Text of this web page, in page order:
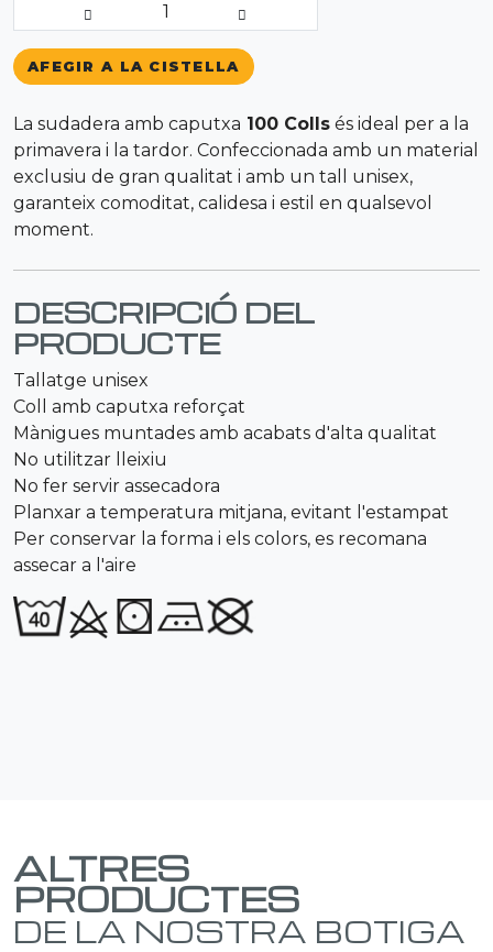
1
AFEGIR A LA CISTELLA
La sudadera amb caputxa 100 Colls és ideal per a la
primavera i la tardor. Confeccionada amb un material
exclusiu de gran qualitat i amb un tall unisex,
garanteix comoditat, calidesa i estil en qualsevol
moment.
DESCRIPCIÓ DEL
PRODUCTE
Tallatge unisex
Coll amb caputxa reforçat
Mànigues muntades amb acabats d'alta qualitat
No utilitzar lleixiu
No fer servir assecadora
Planxar a temperatura mitjana, evitant l'estampat
Per conservar la forma i els colors, es recomana
assecar a l'aire
ALTRES
PRODUCTES
DE LA NOSTRA BOTIGA